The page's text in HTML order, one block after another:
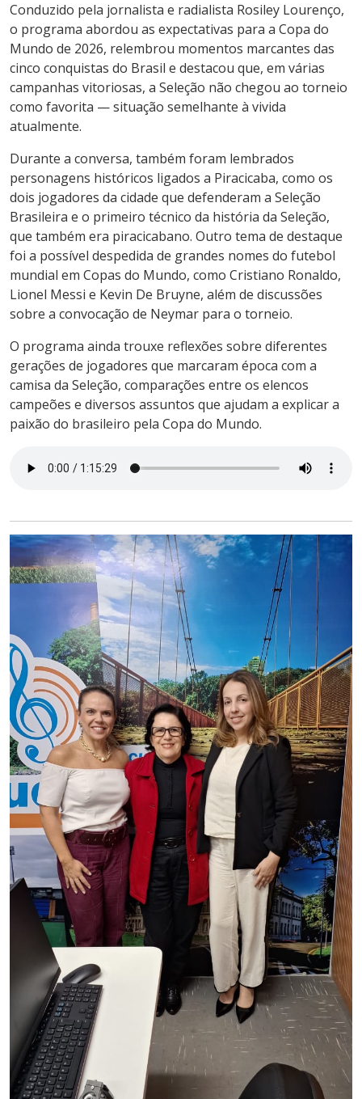
Conduzido pela jornalista e radialista Rosiley Lourenço,
o programa abordou as expectativas para a Copa do
Mundo de 2026, relembrou momentos marcantes das
cinco conquistas do Brasil e destacou que, em várias
campanhas vitoriosas, a Seleção não chegou ao torneio
como favorita — situação semelhante à vivida
atualmente.
Durante a conversa, também foram lembrados
personagens históricos ligados a Piracicaba, como os
dois jogadores da cidade que defenderam a Seleção
Brasileira e o primeiro técnico da história da Seleção,
que também era piracicabano. Outro tema de destaque
foi a possível despedida de grandes nomes do futebol
mundial em Copas do Mundo, como Cristiano Ronaldo,
Lionel Messi e Kevin De Bruyne, além de discussões
sobre a convocação de Neymar para o torneio.
O programa ainda trouxe reflexões sobre diferentes
gerações de jogadores que marcaram época com a
camisa da Seleção, comparações entre os elencos
campeões e diversos assuntos que ajudam a explicar a
paixão do brasileiro pela Copa do Mundo.